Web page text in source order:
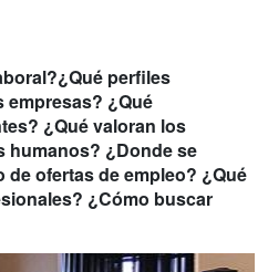
perfiles
¿Qué
¿Qué valoran los
humanos? ¿Donde se
de ofertas de empleo? ¿Qué
¿Cómo buscar